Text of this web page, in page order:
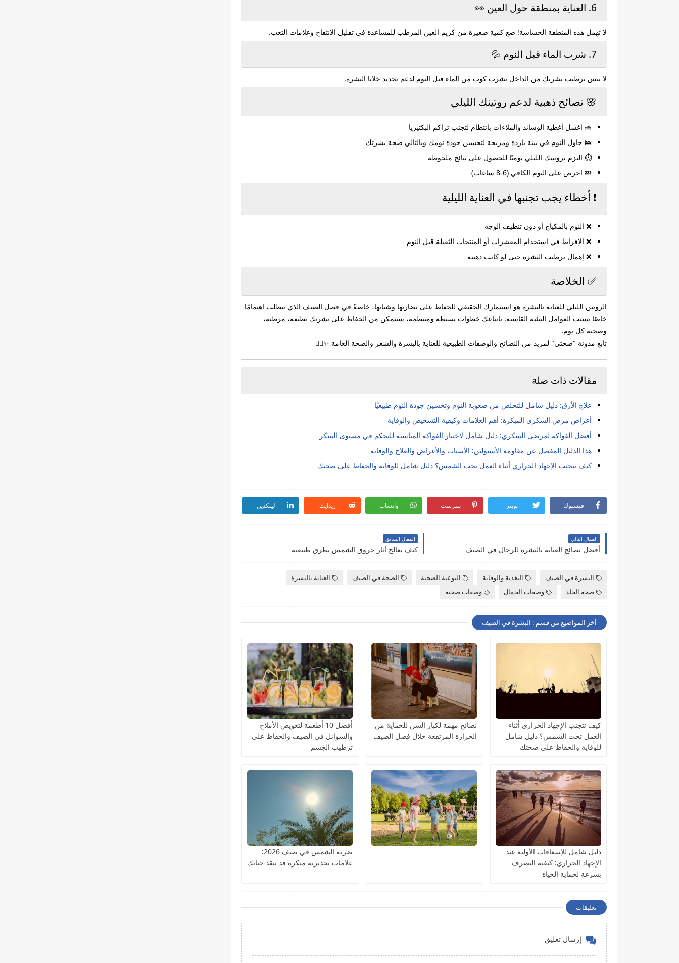
6. العناية بمنطقة حول العين 👀
لا تهمل هذه المنطقة الحساسة! ضع كمية صغيرة من كريم العين المرطب للمساعدة في تقليل الانتفاخ وعلامات التعب.
7. شرب الماء قبل النوم 💦
لا تنس ترطيب بشرتك من الداخل بشرب كوب من الماء قبل النوم لدعم تجديد خلايا البشرة.
🌸 نصائح ذهبية لدعم روتينك الليلي
🧺 اغسل أغطية الوسائد والملاءات بانتظام لتجنب تراكم البكتيريا
🛌 حاول النوم في بيئة باردة ومريحة لتحسين جودة نومك وبالتالي صحة بشرتك
⏱️ التزم بروتينك الليلي يوميًا للحصول على نتائج ملحوظة
💤 احرص على النوم الكافي (6-8 ساعات)
❗ أخطاء يجب تجنبها في العناية الليلية
❌ النوم بالمكياج أو دون تنظيف الوجه
❌ الإفراط في استخدام المقشرات أو المنتجات الثقيلة قبل النوم
❌ إهمال ترطيب البشرة حتى لو كانت دهنية
✅ الخلاصة
الروتين الليلي للعناية بالبشرة هو استثمارك الحقيقي للحفاظ على نضارتها وشبابها، خاصةً في فصل الصيف الذي يتطلب اهتمامًا
خاصًا بسبب العوامل البيئية القاسية. باتباعك خطوات بسيطة ومنتظمة، ستتمكن من الحفاظ على بشرتك نظيفة، مرطبة،
وصحية كل يوم.
تابع مدونة "صحتي" لمزيد من النصائح والوصفات الطبيعية للعناية بالبشرة والشعر والصحة العامة ✨💆‍♀️
مقالات ذات صلة
علاج الأرق: دليل شامل للتخلص من صعوبة النوم وتحسين جودة النوم طبيعيًا
أعراض مرض السكري المبكرة: أهم العلامات وكيفية التشخيص والوقاية
أفضل الفواكه لمرضى السكري: دليل شامل لاختيار الفواكه المناسبة للتحكم في مستوى السكر
هذا الدليل المفصل عن مقاومة الأنسولين: الأسباب والأعراض والعلاج والوقاية
كيف تتجنب الإجهاد الحراري أثناء العمل تحت الشمس؟ دليل شامل للوقاية والحفاظ على صحتك
فيسبوك تويتر بنترست واتساب ريدايت لينكدين
المقال التالي
أفضل نصائح العناية بالبشرة للرجال في الصيف
المقال السابق
كيف تعالج آثار حروق الشمس بطرق طبيعية
البشرة في الصيف التغذية والوقاية التوعية الصحية الصحة في الصيف
العناية بالبشرة
صحة الجلد
وصفات الجمال وصفات صحية
أخر المواضيع من قسم : البشرة في الصيف
كيف تتجنب الإجهاد الحراري أثناء
العمل تحت الشمس؟ دليل شامل
للوقاية والحفاظ على صحتك
نصائح مهمة لكبار السن للحماية من
الحرارة المرتفعة خلال فصل الصيف
أفضل 10 أطعمة لتعويض الأملاح
والسوائل في الصيف والحفاظ على
ترطيب الجسم
دليل شامل للإسعافات الأولية عند
الإجهاد الحراري: كيفية التصرف
بسرعة لحماية الحياة
ضربة الشمس في صيف 2026:
علامات تحذيرية مبكرة قد تنقذ حياتك
تعليقات
إرسال تعليق